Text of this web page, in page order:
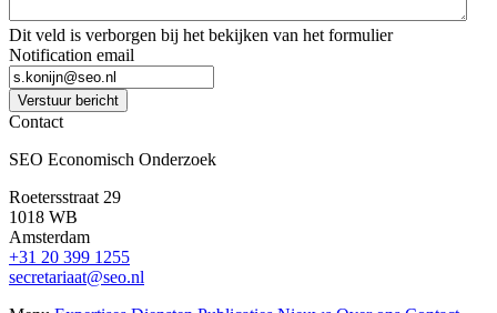
Dit veld is verborgen bij het bekijken van het formulier
Notification email
Verstuur bericht
Contact
SEO Economisch Onderzoek
Roetersstraat 29
1018 WB
Amsterdam
+31 20 399 1255
secretariaat@seo.nl